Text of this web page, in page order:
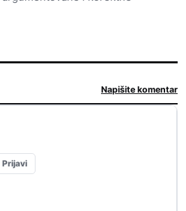
Napišite komentar
Prijavi